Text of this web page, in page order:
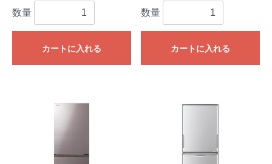
数量
カートに入れる
数量
カートに入れる